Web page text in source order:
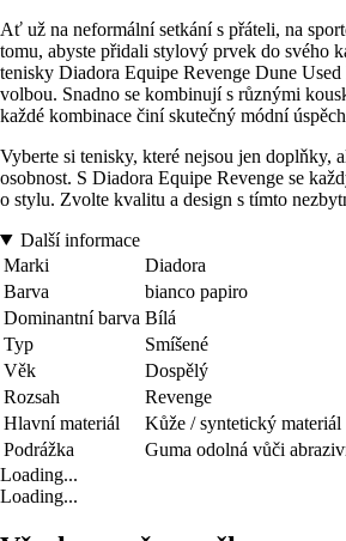
Ať už na neformální setkání s přáteli, na
tomu, abyste přidali stylový prvek do svého
tenisky Diadora Equipe Revenge Dune Used
volbou. Snadno se kombinují s různými
každé kombinace činí skutečný módní
Vyberte si tenisky, které nejsou jen doplňky,
osobnost. S Diadora Equipe Revenge se
o stylu. Zvolte kvalitu a design s tímto
Další informace
Marki
Diadora
Barva
bianco papiro
Dominantní barva Bílá
Typ
Smíšené
Věk
Dospělý
Rozsah
Revenge
Hlavní materiál
Kůže / syntetický materiál
Podrážka
Guma odolná vůči
Loading...
Loading...